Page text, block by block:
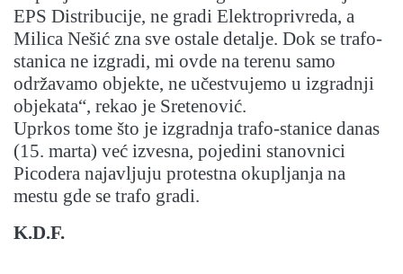
EPS Distribucije, ne gradi Elektroprivreda, a
Milica Nešić zna sve ostale detalje. Dok se trafo-
stanica ne izgradi, mi ovde na terenu samo
održavamo objekte, ne učestvujemo u izgradnji
objekata“, rekao je Sretenović.
Uprkos tome što je izgradnja trafo-stanice danas
(15. marta) već izvesna, pojedini stanovnici
Picodera najavljuju protestna okupljanja na
mestu gde se trafo gradi.
K.D.F.